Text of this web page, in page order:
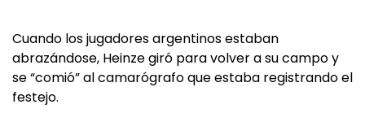
Cuando los jugadores argentinos estaban
abrazándose, Heinze giró para volver a su campo y
se “comió” al camarógrafo que estaba registrando el
festejo.